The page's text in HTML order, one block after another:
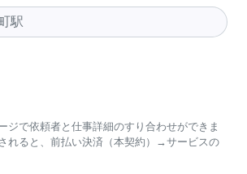
ジで依頼者と仕事詳細のすり合わせができま
れると、前払い決済（本契約）→サービスの